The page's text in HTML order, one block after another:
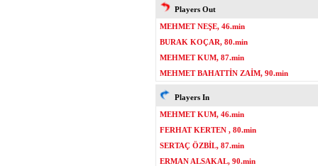
Players Out
MEHMET NEŞE, 46.min
BURAK KOÇAR, 80.min
MEHMET KUM, 87.min
MEHMET BAHATTİN ZAİM, 90.min
Players In
MEHMET KUM, 46.min
FERHAT KERTEN , 80.min
SERTAÇ ÖZBİL, 87.min
ERMAN ALSAKAL, 90.min